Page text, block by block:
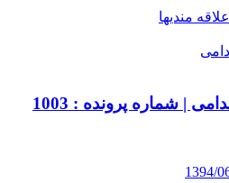
مندیها
| شماره پرونده : 1003
1394/